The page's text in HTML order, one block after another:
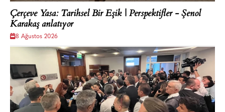
Çerçeve Yasa: Tarihsel Bir Eşik | Perspektifler - Şenol
Karakaş anlatıyor
8 Ağustos 2026